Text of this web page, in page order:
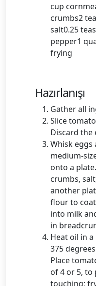
cup
crumbs2
salt0.25
pepper1
frying
Hazırlanışı
Gather all
Slice
Discard the
Whisk
medium-
onto a
crumbs,
another
flour to
into milk
in
Heat oil in
375
Place
of 4 or 5,
touching;